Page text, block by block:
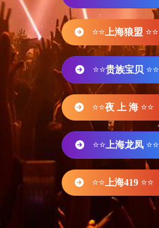
⭐⭐ 上海狼盟 ⭐⭐
⭐⭐贵族宝贝 ⭐⭐
⭐⭐夜 上 海 ⭐⭐
⭐⭐ 上海龙凤 ⭐⭐
⭐⭐ 上海419 ⭐⭐